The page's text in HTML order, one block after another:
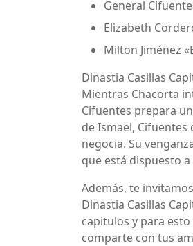
General
Elizabeth
Milton Jiménez
Dinastia Casillas
Mientras Chacorta
Cifuentes prepara
de Ismael,
negocia. Su
que está dispuesto
Además, te
Dinastia Casillas
capitulos y para
comparte con tus